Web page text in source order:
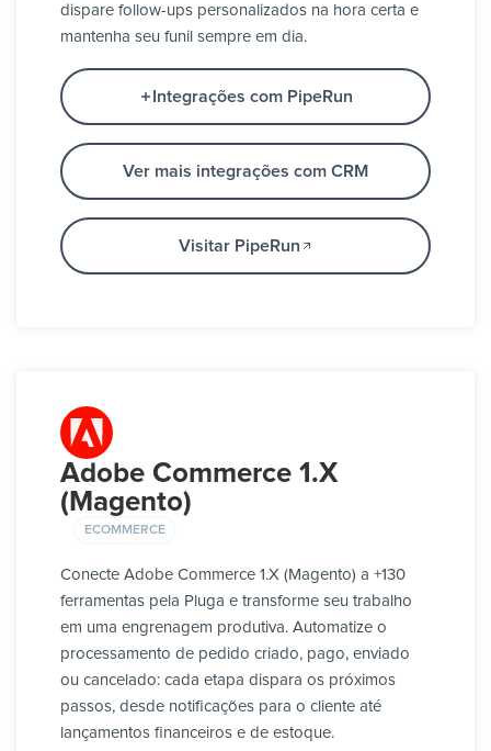
dispare follow-ups personalizados na hora certa e
mantenha seu funil sempre em dia.
Integrações com PipeRun
Ver mais integrações com CRM
Visitar PipeRun
Adobe Commerce 1.X
(Magento)
ECOMMERCE
Conecte Adobe Commerce 1.X (Magento) a +130
ferramentas pela Pluga e transforme seu trabalho
em uma engrenagem produtiva. Automatize o
processamento de pedido criado, pago, enviado
ou cancelado: cada etapa dispara os próximos
passos, desde notificações para o cliente até
lançamentos financeiros e de estoque.